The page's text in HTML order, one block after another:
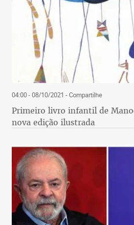
04:00 - 08/10/2021 - Compartilhe
Primeiro livro infantil de
nova edição ilustrada